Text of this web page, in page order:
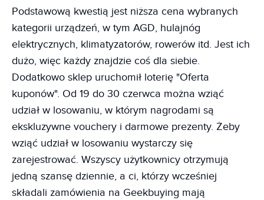
Podstawową kwestią jest niższa cena wybranych
kategorii urządzeń, w tym AGD, hulajnóg
elektrycznych, klimatyzatorów, rowerów itd. Jest ich
dużo, więc każdy znajdzie coś dla siebie.
Dodatkowo sklep uruchomił loterię "Oferta
kuponów". Od 19 do 30 czerwca można wziąć
udział w losowaniu, w którym nagrodami są
ekskluzywne vouchery i darmowe prezenty. Żeby
wziąć udział w losowaniu wystarczy się
zarejestrować. Wszyscy użytkownicy otrzymują
jedną szansę dziennie, a ci, którzy wcześniej
składali zamówienia na Geekbuying mają